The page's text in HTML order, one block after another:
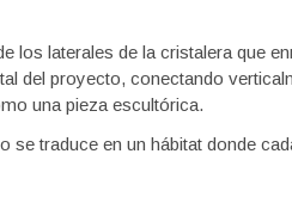
los laterales de la cristalera que
del proyecto, conectando
una pieza escultórica.
se traduce en un hábitat donde